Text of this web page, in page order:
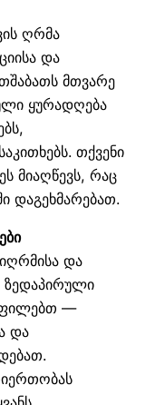
ღრმა
და
მთვარე
ყურადღება
თქვენი
მიაღწევს, რაც
დაგეხმარებათ.
და
ზედაპირული
—
და